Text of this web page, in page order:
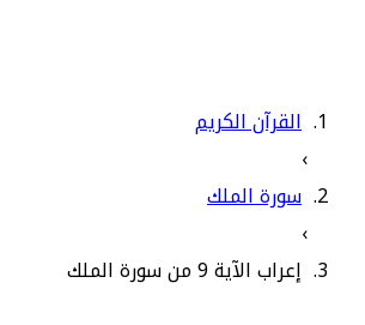
القرآن الكريم
›
سورة الملك
›
إعراب الآية 9 من سورة الملك